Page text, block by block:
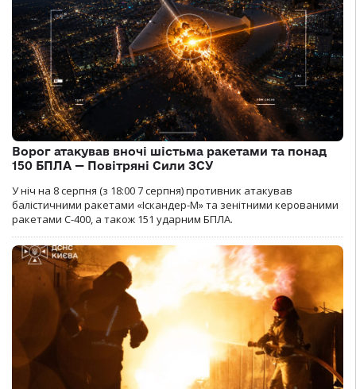
Ворог атакував вночі шістьма ракетами та понад
150 БПЛА — Повітряні Сили ЗСУ
У ніч на 8 серпня (з 18:00 7 серпня) противник атакував
балістичними ракетами «Іскандер-М» та зенітними керованими
ракетами С-400, а також 151 ударним БПЛА.